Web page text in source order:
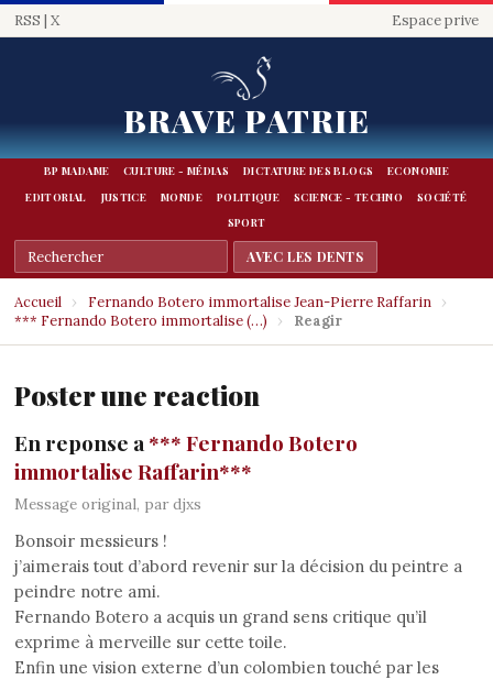
RSS | X Espace prive
BRAVE PATRIE
BP MADAME CULTURE - MÉDIAS DICTATURE DES BLOGS
ECONOMIE
EDITORIAL
JUSTICE MONDE POLITIQUE SCIENCE - TECHNO
SOCIÉTÉ
SPORT
Accueil › Fernando Botero immortalise Jean-Pierre Raffarin
›
*** Fernando Botero immortalise (…)
› Reagir
Poster une reaction
En reponse a *** Fernando Botero
immortalise Raffarin***
Message original, par djxs
Bonsoir messieurs !
j’aimerais tout d’abord revenir sur la décision du peintre a
peindre notre ami.
Fernando Botero a acquis un grand sens critique qu’il
exprime à merveille sur cette toile.
Enfin une vision externe d’un colombien touché par les